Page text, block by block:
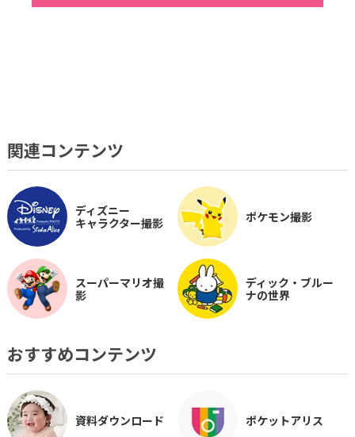
関連コンテンツ
ディズニー
キャラクター撮影
ポケモン撮影
スーパーマリオ撮
影
ディック・ブルー
ナの世界
おすすめコンテンツ
資料ダウンロード ポケットアリス